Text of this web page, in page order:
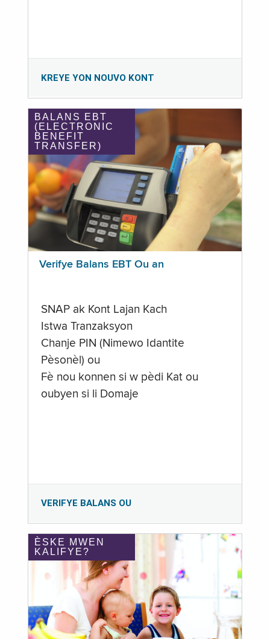
KREYE YON NOUVO KONT
BALANS EBT
(ELECTRONIC
BENEFIT
TRANSFER)
Verifye Balans EBT Ou an
SNAP ak Kont Lajan Kach
Istwa Tranzaksyon
Chanje PIN (Nimewo Idantite
Pèsonèl) ou
Fè nou konnen si w pèdi Kat ou
oubyen si li Domaje
VERIFYE BALANS OU
ÈSKE MWEN
KALIFYE?